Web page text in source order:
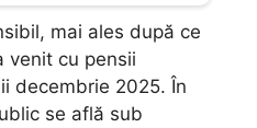
mai ales după ce
venit cu pensii
decembrie 2025. În
se află sub